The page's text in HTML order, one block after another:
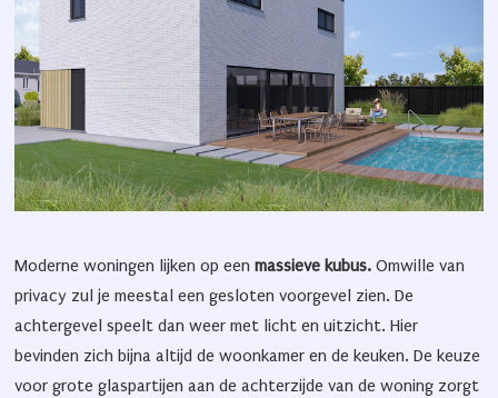
Moderne woningen lijken op een massieve kubus. Omwille van
privacy zul je meestal een gesloten voorgevel zien. De
achtergevel speelt dan weer met licht en uitzicht. Hier
bevinden zich bijna altijd de woonkamer en de keuken. De keuze
voor grote glaspartijen aan de achterzijde van de woning zorgt